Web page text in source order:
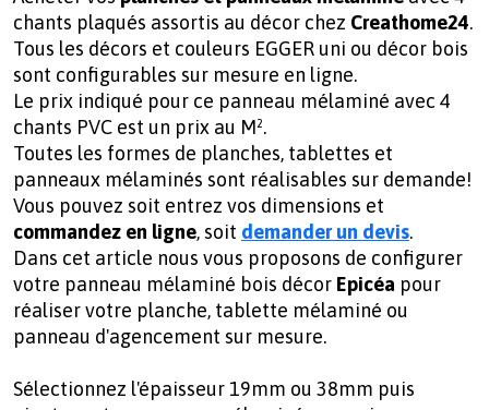
chants plaqués assortis au décor chez Creathome24.
Tous les décors et couleurs EGGER uni ou décor bois
sont configurables sur mesure en ligne.
Le prix indiqué pour ce panneau mélaminé avec 4
chants PVC est un prix au M².
Toutes les formes de planches, tablettes et
panneaux mélaminés sont réalisables sur demande!
Vous pouvez soit entrez vos dimensions et
commandez en ligne, soit demander un devis.
Dans cet article nous vous proposons de configurer
votre panneau mélaminé bois décor Epicéa pour
réaliser votre planche, tablette mélaminé ou
panneau d'agencement sur mesure.
Sélectionnez l'épaisseur 19mm ou 38mm puis